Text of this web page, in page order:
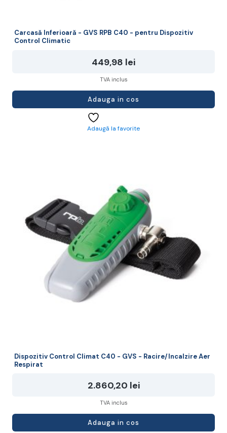
Carcasă Inferioară - GVS RPB C40 - pentru Dispozitiv
Control Climatic
449,98 lei
TVA inclus
Adauga in cos
Adaugă la favorite
Dispozitiv Control Climat C40 - GVS - Racire/Incalzire Aer
Respirat
2.860,20 lei
TVA inclus
Adauga in cos